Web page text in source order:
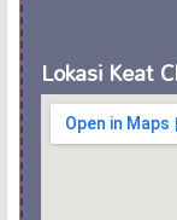
Lokasi Keat